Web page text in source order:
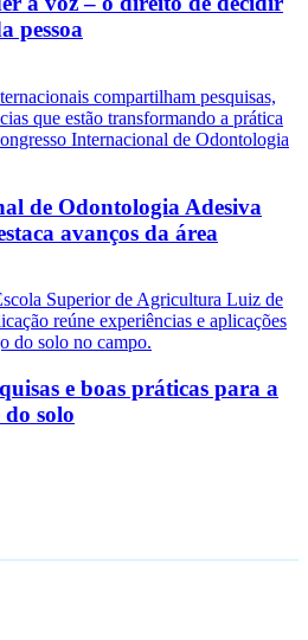
pessoa
de Odontologia Adesiva
avanços da área
e boas práticas para a
do solo